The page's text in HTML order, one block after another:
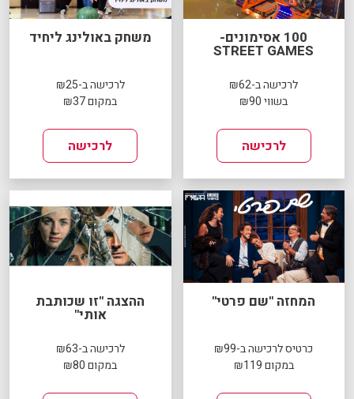
100 אסימונים-
STREET GAMES
לרכישה ב-₪62
בשווי ₪90
לרכישה
משחק באולינג ליחיד
לרכישה ב-₪25
במקום ₪37
לרכישה
המחזה "שם פרטי"
כרטיס לרכישה ב-₪99
במקום ₪119
ההצגה "זו שכותבת
אותי"
לרכישה ב-₪63
במקום ₪80